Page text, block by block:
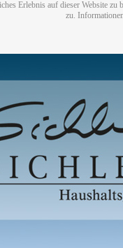
Erlebnis auf dieser Website
zu.